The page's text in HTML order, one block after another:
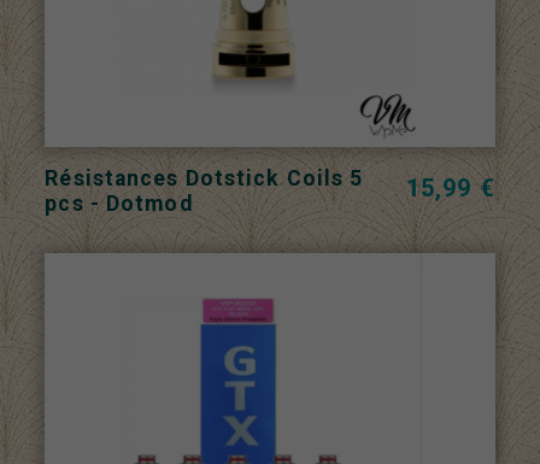
Résistances Dotstick Coils 5
pcs - Dotmod
15,99 €